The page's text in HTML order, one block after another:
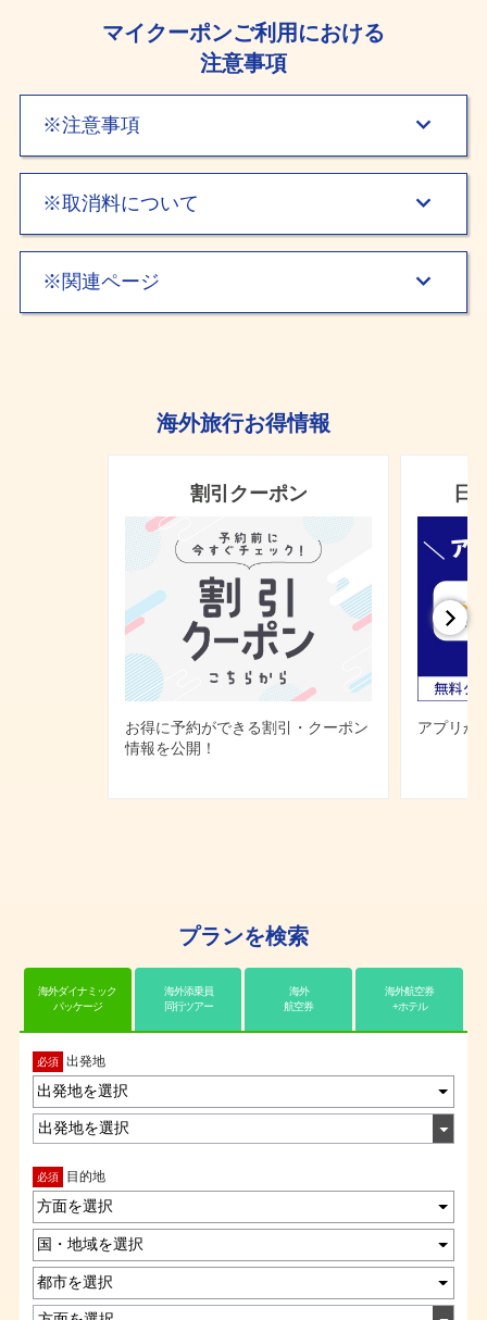
マイクーポンご利用における
注意事項
※注意事項
ン、航空＋宿泊プラン）、国内ツアー、海外ツアー、海外航空
券、海外ホテル、海外航空券＋ホテルの予約でご利用いただけ
応しておりません
マイクーポンは、日本旅行会員限定のお得なクーポンです。
ご利用いただけます。
マイクーポンの条件、サービスの内容、有効期間、利用条件、
その他の諸条件等は、当社が別途マイクーポンごとに定めるも
のとし、マイクーポン獲得時にこれらを確認のうえクーポンを
利用条件でクーポンが適用される金額条件があった場合、国内
は旅行代金総額に対しての適用となり、海外は、海外ダイナミ
ックパッケージは、各諸税等、現地でお支払いいただく額を除
く旅行代金総額に対し、ベストツアー、webコレクションは、
燃油サーチャージ、各諸税等、現地でお支払いいただく額を除
く基本旅行代金に対し、海外航空券、海外ホテル、海外航空券
＋ホテルは、燃油サーチャージ、各諸税等、手数料、現地でお
（例）15万円以上に使える海外マイクーポンは、ベストツアー
（例2）5万円以上に使えるマイクーポンは、3万円のご予約で
1予約につき利用できるマイクーポンは1枚までです。
マイクーポンは1回のみ獲得できます。
マイクーポンの譲渡はできません。
獲得済のマイクーポンの合算はできません。
マイクーポンは、インターネットでの予約時にのみご利用いた
だけます。何らかの事情により、予約画面でマイクーポンをご
利用されなかった場合、予約成立後に利用することはできませ
予約画面でマイクーポンが利用されなかった場合、もしくはで
きない場合も含め、いかなる場合でも別途マイクーポン分の割
引を行う事はできませんので、あらかじめご了承ください。
予約後の変更（日程変更・人数変更など）はできません。取り
直しが必要です。
先着予約制限のあるマイクーポンは先着上限数に達した時点で
※取消料について
の旅行代金総額を基に算出いたします。
マイクーポンを利用した予約を取消した場合は、マイクーポン
※関連ページ
獲得クーポン一覧ページ（マイページ）
海外旅行お得情報
割引クーポン
お得に予約ができる割引・クーポン
情報を公開！
日
アプリか
プランを検索
海外ダイナミック
パッケージ
海外添乗員
同行ツアー
海外
航空券
海外航空券
+ホテル
必須 出発地
出発地を選択
必須 目的地
方面を選択
国・地域を選択
都市を選択